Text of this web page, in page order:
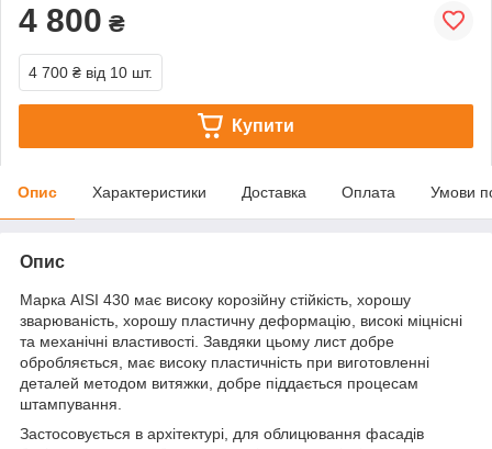
4 800 ₴
4 700 ₴ від 10 шт.
Купити
Опис Характеристики Доставка Оплата Умови
Опис
Марка AISI 430 має високу корозійну стійкість, хорошу
зварюваність, хорошу пластичну деформацію, високі міцнісні
та механічні властивості. Завдяки цьому лист добре
обробляється, має високу пластичність при виготовленні
деталей методом витяжки, добре піддається процесам
штампування.
Застосовується в архітектурі, для облицювання фасадів